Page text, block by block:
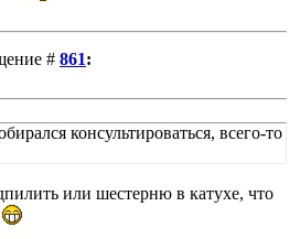
# 861:
консультироваться, всего-то
или шестерню в катухе, что